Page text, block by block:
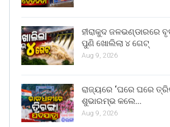
ହୀରାକୁଦ ଜଳଭଣ୍ଡାରରେ
ପୁଣି ଖୋଲିଲା ୪ ଗେଟ୍
Aug 9, 2026
ରାଜ୍ୟରେ ‘ଘରେ ଘରେ
ଶୁଭାରମ୍ଭ କଲେ…
Aug 9, 2026